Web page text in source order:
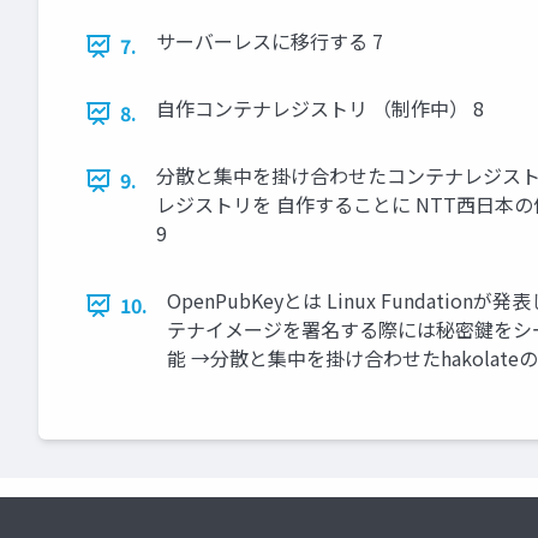
7. サーバーレスに移行する 7
8. 自作コンテナレジストリ （制作中） 8
9.
分散と集中を掛け合わせたコンテナレジス
レジストリを 自作することに NTT西日本
9
10.
OpenPubKeyとは Linux Fundationが発表
テナイメージを署名する際には秘密鍵を
能 →分散と集中を掛け合わせたhakolate